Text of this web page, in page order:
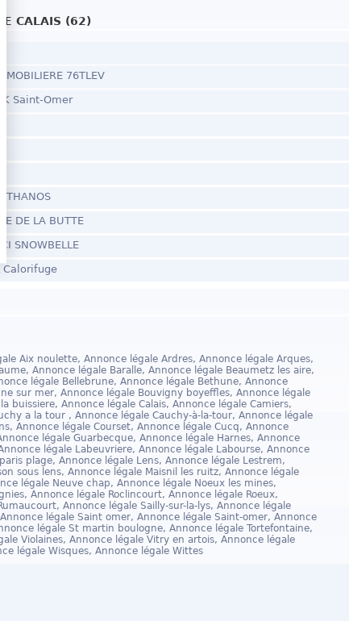
CALAIS (62)
76TLEV
Saint-Omer
THANOS
DE LA BUTTE
SNOWBELLE
Calorifuge
Aix noulette, Annonce légale Ardres, Annonce légale Arques,
Annonce légale Baralle, Annonce légale Beaumetz les aire,
légale Bellebrune, Annonce légale Bethune, Annonce
sur mer, Annonce légale Bouvigny boyeffles, Annonce légale
buissiere, Annonce légale Calais, Annonce légale Camiers,
a la tour , Annonce légale Cauchy-à-la-tour, Annonce légale
Annonce légale Courset, Annonce légale Cucq, Annonce
légale Guarbecque, Annonce légale Harnes, Annonce
légale Labeuvriere, Annonce légale Labourse, Annonce
plage, Annonce légale Lens, Annonce légale Lestrem,
sous lens, Annonce légale Maisnil les ruitz, Annonce légale
légale Neuve chap, Annonce légale Noeux les mines,
Annonce légale Roclincourt, Annonce légale Roeux,
Annonce légale Sailly-sur-la-lys, Annonce légale
légale Saint omer, Annonce légale Saint-omer, Annonce
légale St martin boulogne, Annonce légale Tortefontaine,
Violaines, Annonce légale Vitry en artois, Annonce légale
légale Wisques, Annonce légale Wittes